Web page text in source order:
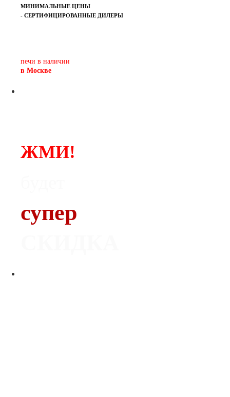
МИНИМАЛЬНЫЕ ЦЕНЫ
- СЕРТИФИЦИРОВАННЫЕ ДИЛЕРЫ
печи в наличии
в Москве
ЖМИ!
супер